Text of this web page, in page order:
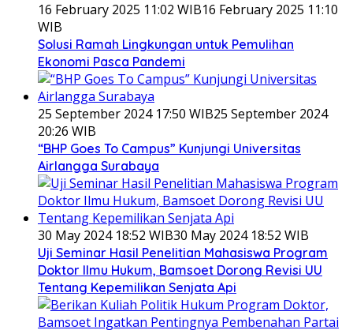
16 February 2025 11:02 WIB16 February 2025 11:10
WIB
Solusi Ramah Lingkungan untuk Pemulihan
Ekonomi Pasca Pandemi
25 September 2024 17:50 WIB25 September 2024
20:26 WIB
“BHP Goes To Campus” Kunjungi Universitas
Airlangga Surabaya
30 May 2024 18:52 WIB30 May 2024 18:52 WIB
Uji Seminar Hasil Penelitian Mahasiswa Program
Doktor Ilmu Hukum, Bamsoet Dorong Revisi UU
Tentang Kepemilikan Senjata Api